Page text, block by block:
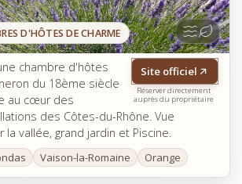
D'HÔTES DE CHARME
Site officiel
Réserver directement
auprès du propriétaire
chambre d'hôtes
du 18ème siècle
au cœur des
des Côtes-du-Rhône. Vue
la vallée, grand jardin et Piscine.
Vaison-la-Romaine Orange